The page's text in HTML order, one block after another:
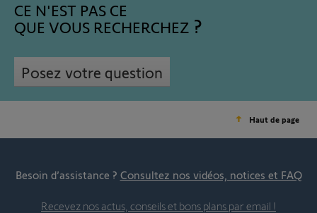
CE N'EST PAS CE
QUE VOUS RECHERCHEZ
Posez votre question
Haut de page
Besoin d’assistance ? Consultez nos vidéos, notices et FAQ
Recevez nos actus, conseils et bons plans par email !